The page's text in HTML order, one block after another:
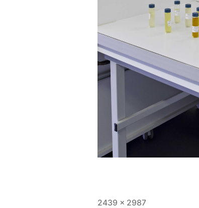
Full
2439 × 2987